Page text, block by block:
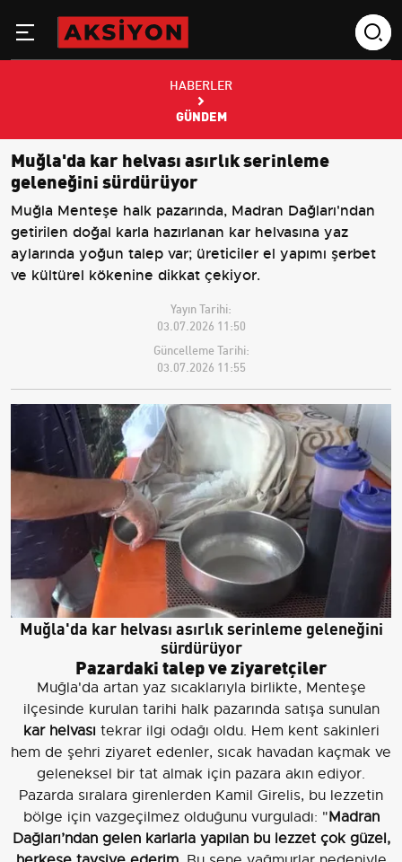
HABERLER
GÜNDEM
Muğla'da kar helvası asırlık serinleme
geleneğini sürdürüyor
Muğla Menteşe halk pazarında, Madran Dağları'ndan
getirilen doğal karla hazırlanan kar helvasına yaz
aylarında yoğun talep var; üreticiler el yapımı şerbet
ve kültürel kökenine dikkat çekiyor.
Yayın Tarihi:
03.07.2026 11:50
Güncelleme Tarihi:
03.07.2026 11:55
Muğla'da kar helvası asırlık serinleme geleneğini
sürdürüyor
Pazardaki talep ve ziyaretçiler
Muğla'da artan yaz sıcaklarıyla birlikte, Menteşe
ilçesinde kurulan tarihi halk pazarında satışa sunulan
kar helvası tekrar ilgi odağı oldu. Hem kent sakinleri
hem de şehri ziyaret edenler, sıcak havadan kaçmak ve
geleneksel bir tat almak için pazara akın ediyor.
Pazarda sıralara girenlerden Kamil Girelis, bu lezzetin
bölge için vazgeçilmez olduğunu vurguladı: "Madran
Dağları’ndan gelen karlarla yapılan bu lezzet çok güzel,